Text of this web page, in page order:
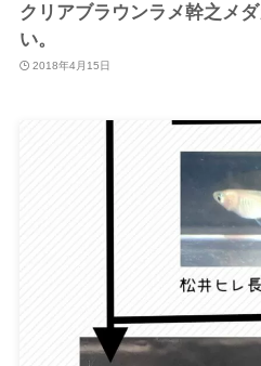
クリアブラウンラメ幹之メ
い。
2018年4月15日